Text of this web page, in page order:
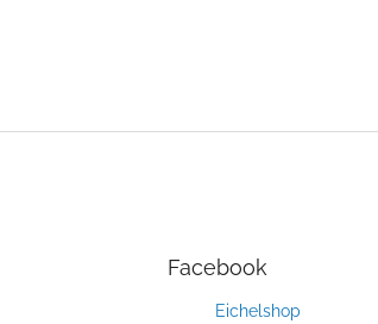
Facebook
Eichelshop